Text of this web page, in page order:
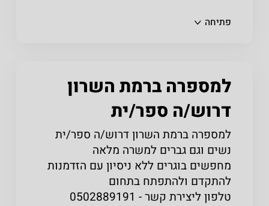
פתיחה
למספרה ברמת השרון
דרוש/ה ספר/ית
למספרה ברמת השרון דרוש/ה ספר/ית
נשים וגם גברים למשרה מלאה
מחפשים בוגרים ללא ניסיון עם הזדמנות
להתקדם ולהתפתח בתחום
טלפון ליצירת קשר - 0502889191